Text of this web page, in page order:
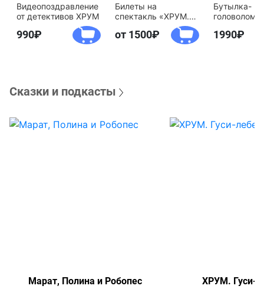
Видеопоздравление
от детективов ХРУМ
990
Билеты на
спектакль «ХРУМ.
Осторожно, Чудо-
Юдо!»
от 1500
Бутылка-
агентство
1990
Сказки и подкасты
Марат, Полина и Робопес ХРУМ. Гуси-